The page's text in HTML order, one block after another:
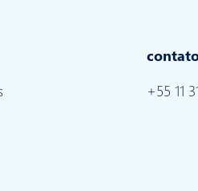
+55 11